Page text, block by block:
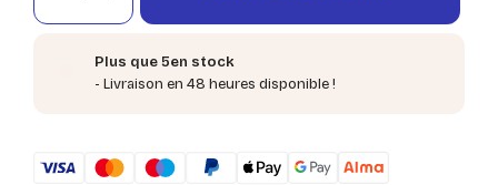
Plus que 5en stock
- Livraison en 48 heures disponible !